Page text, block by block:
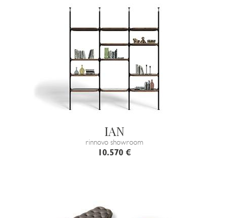
IAN
rinnovo showroom
10.570 €